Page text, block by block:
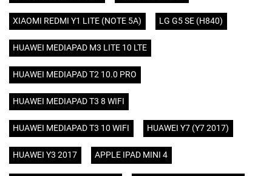
XIAOMI REDMI Y1 LITE (NOTE 5A) LG G5 SE (H840)
HUAWEI MEDIAPAD M3 LITE 10 LTE
HUAWEI MEDIAPAD T2 10.0 PRO
HUAWEI MEDIAPAD T3 8 WIFI
HUAWEI MEDIAPAD T3 10 WIFI HUAWEI Y7 (Y7 2017)
HUAWEI Y3 2017 APPLE IPAD MINI 4